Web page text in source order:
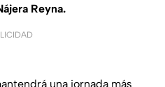
Reyna.
una jornada más